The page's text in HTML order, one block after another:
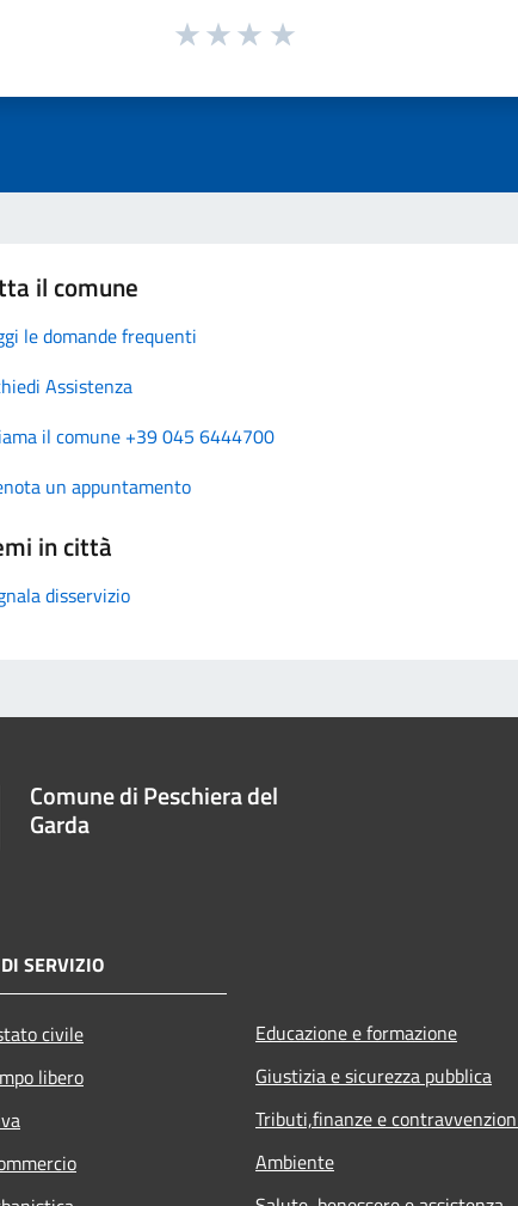
il comune
le domande frequenti
Assistenza
il comune +39 045 6444700
un appuntamento
in città
disservizio
Comune di Peschiera del
Garda
SERVIZIO
civile
libero
Educazione e formazione
Giustizia e sicurezza pubblica
Tributi,finanze e
Ambiente